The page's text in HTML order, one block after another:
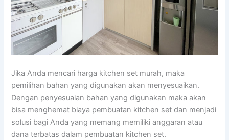
Jika Anda mencari harga kitchen set murah, maka
pemilihan bahan yang digunakan akan menyesuaikan.
Dengan penyesuaian bahan yang digunakan maka akan
bisa menghemat biaya pembuatan kitchen set dan menjadi
solusi bagi Anda yang memang memiliki anggaran atau
dana terbatas dalam pembuatan kitchen set.